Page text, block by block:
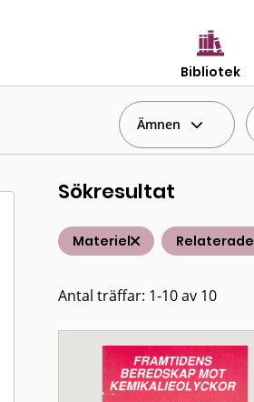
Bibliotek
Ämnen
Sökresultat
Materiel Relaterade
Antal träffar: 1-10 av 10